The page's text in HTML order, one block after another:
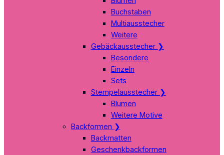
Buchstaben
Multiausstecher
Weitere
Gebäckausstecher ❯
Besondere
Einzeln
Sets
Stempelausstecher ❯
Blumen
Weitere Motive
Backformen ❯
Backmatten
Geschenkbackformen